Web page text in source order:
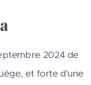
2024 de
et forte d'une